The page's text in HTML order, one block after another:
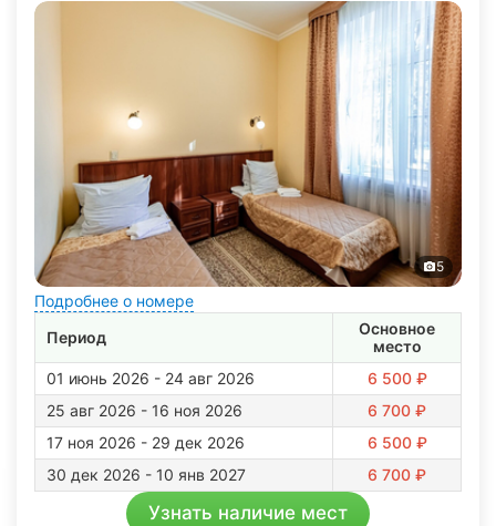
5
Подробнее о номере
Период
Основное
место
01 июнь 2026 - 24 авг 2026
6 500 ₽
25 авг 2026 - 16 ноя 2026
6 700 ₽
17 ноя 2026 - 29 дек 2026
6 500 ₽
30 дек 2026 - 10 янв 2027
6 700 ₽
Узнать наличие мест